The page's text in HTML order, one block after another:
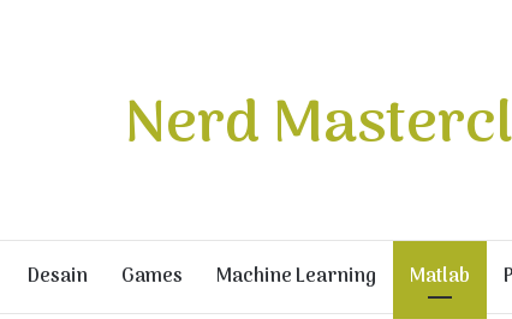
Nerd
Desain Games Machine Learning Matlab